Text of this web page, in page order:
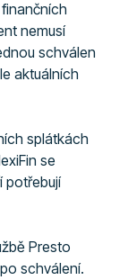
nemusí
schválen
aktuálních
splátkách
se
potřebují
Presto
schválení.